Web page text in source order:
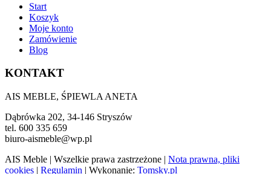
Start
Koszyk
Moje konto
Zamówienie
Blog
KONTAKT
AIS MEBLE, ŚPIEWLA ANETA
Dąbrówka 202, 34-146 Stryszów
tel. 600 335 659
biuro-aismeble@wp.pl
AIS Meble | Wszelkie prawa zastrzeżone | Nota prawna, pliki
cookies | Regulamin | Wykonanie: Tomsky.pl